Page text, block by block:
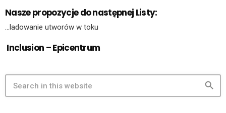
Nasze propozycje do następnej Listy:
…ladowanie utworów w toku
Inclusion – Epicentrum
search